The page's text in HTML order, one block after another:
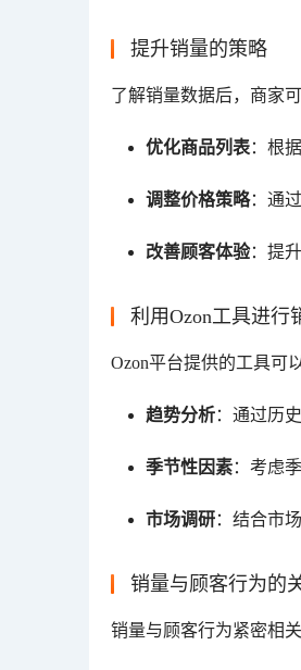
提升销量的策略
了解销量数据后，商家
优化商品列表：根
调整价格策略：通
改善顾客体验：提
利用Ozon工具进行
Ozon平台提供的工具可
趋势分析：通过历
季节性因素：考虑
市场调研：结合市
销量与顾客行为的
销量与顾客行为紧密相